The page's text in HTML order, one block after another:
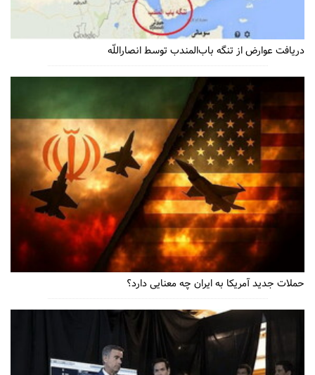
دریافت عوارض از تنگه باب‌المندب توسط انصاراللّه
حملات جدید آمریکا به ایران چه معنایی دارد؟